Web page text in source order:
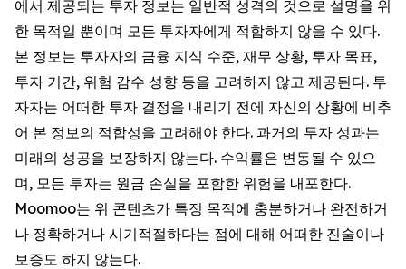
에서 제공되는 투자 정보는 일반적 성격의 것으로 설명을 위
한 목적일 뿐이며 모든 투자자에게 적합하지 않을 수 있다.
본 정보는 투자자의 금융 지식 수준, 재무 상황, 투자 목표,
투자 기간, 위험 감수 성향 등을 고려하지 않고 제공된다. 투
자자는 어떠한 투자 결정을 내리기 전에 자신의 상황에 비추
어 본 정보의 적합성을 고려해야 한다. 과거의 투자 성과는
미래의 성공을 보장하지 않는다. 수익률은 변동될 수 있으
며, 모든 투자는 원금 손실을 포함한 위험을 내포한다.
Moomoo는 위 콘텐츠가 특정 목적에 충분하거나 완전하거
나 정확하거나 시기적절하다는 점에 대해 어떠한 진술이나
보증도 하지 않는다.